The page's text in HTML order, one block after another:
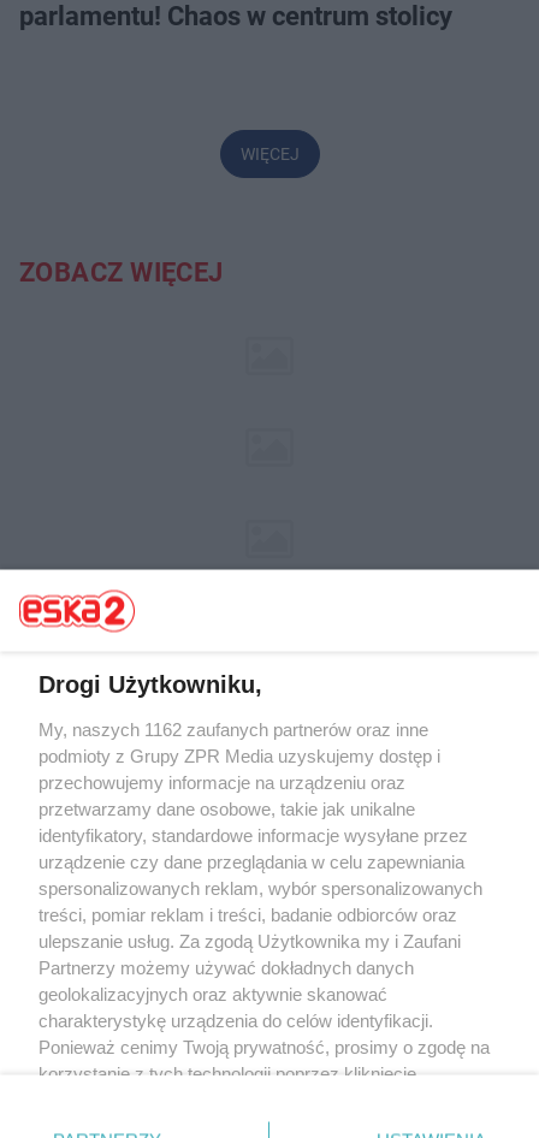
parlamentu! Chaos w centrum stolicy
WIĘCEJ
ZOBACZ WIĘCEJ
Żaden utwór zamieszczony w serwisie nie może być powielany i
rozpowszechniany lub dalej rozpowszechniany w jakikolwiek sposób (w
tym także elektroniczny lub mechaniczny) na jakimkolwiek polu
eksploatacji w jakiejkolwiek formie, włącznie z umieszczaniem w Internecie
bez pisemnej zgody właściciela praw. Jakiekolwiek użycie lub
wykorzystanie utworów w całości lub w części z naruszeniem prawa, tzn.
bez właściwej zgody, jest zabronione pod groźbą kary i może być ścigane
prawnie.
Informacje prawne
Nasze serwisy
Drogi Użytkowniku,
My, naszych 1162 zaufanych partnerów oraz inne
podmioty z Grupy ZPR Media uzyskujemy dostęp i
przechowujemy informacje na urządzeniu oraz
przetwarzamy dane osobowe, takie jak unikalne
identyfikatory, standardowe informacje wysyłane przez
urządzenie czy dane przeglądania w celu zapewniania
spersonalizowanych reklam, wybór spersonalizowanych
treści, pomiar reklam i treści, badanie odbiorców oraz
ulepszanie usług. Za zgodą Użytkownika my i Zaufani
Partnerzy możemy używać dokładnych danych
geolokalizacyjnych oraz aktywnie skanować
charakterystykę urządzenia do celów identyfikacji.
Ponieważ cenimy Twoją prywatność, prosimy o zgodę na
korzystanie z tych technologii poprzez kliknięcie
zmienić/wycofać klikając przycisk ustawień prywatności